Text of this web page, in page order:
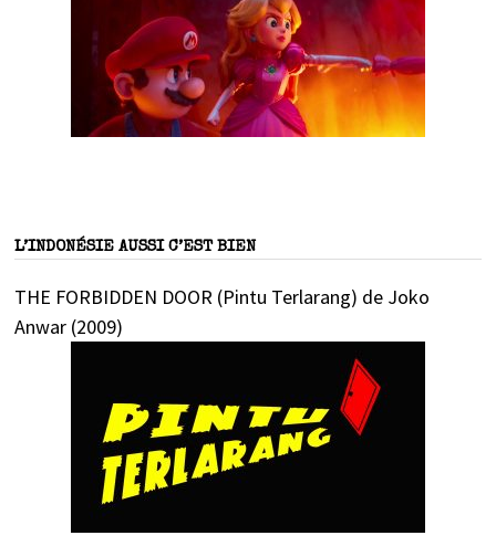
L’INDONÉSIE AUSSI C’EST BIEN
THE FORBIDDEN DOOR (Pintu Terlarang) de Joko
Anwar (2009)